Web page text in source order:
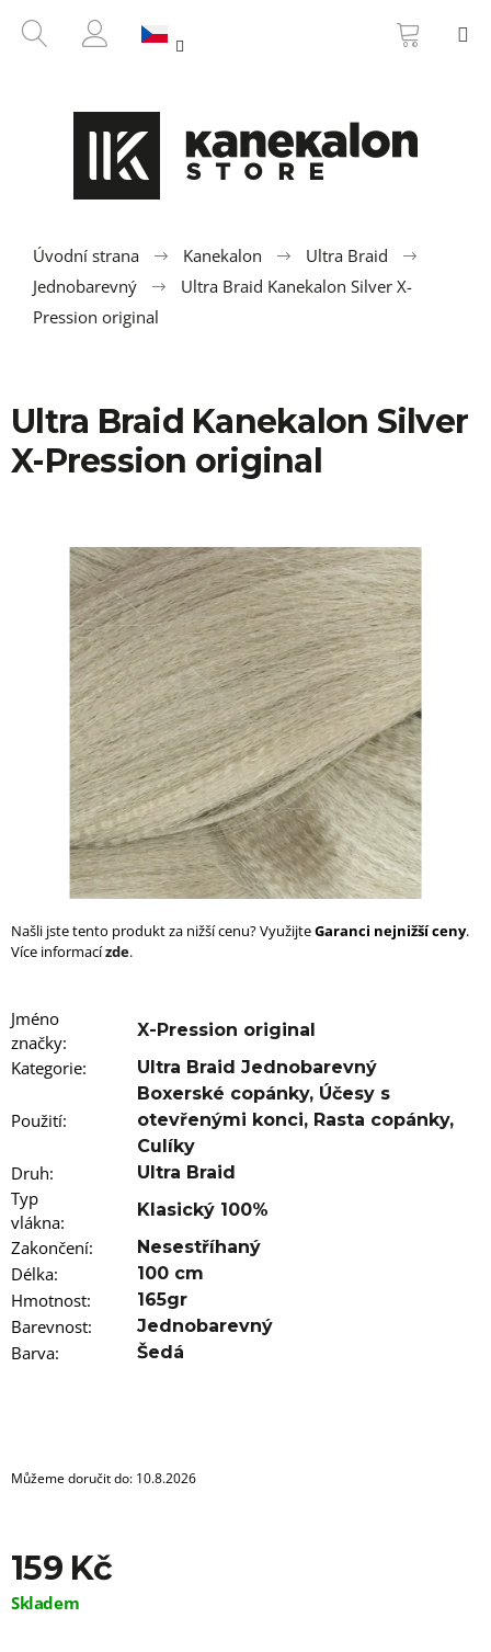
HLEDAT
PŘIHLÁŠENÍ
KOŠÍK
Úvodní strana Kanekalon
Ultra Braid
Jednobarevný
Ultra Braid Kanekalon Silver X-
Pression original
Ultra Braid Kanekalon Silver
X-Pression original
Našli jste tento produkt za nižší cenu? VyužijteGaranci nejnižší ceny.
Více informacízde.
Jméno
značky:
X-Pression original
Kategorie: Ultra Braid Jednobarevný
Použití:
Boxerské copánky, Účesy s
otevřenými konci, Rasta copánky,
Culíky
Druh: Ultra Braid
Typ
vlákna:
Klasický 100%
Zakončení: Nesestříhaný
Délka: 100 cm
Hmotnost: 165gr
Barevnost: Jednobarevný
Barva: Šedá
Můžeme doručit do: 10.8.2026
159 Kč
Měrná
Skladem
ZPĚT
ZPĚT
e
b
e
t
e
HLEDAT
u
č
e
m
e
100%
EZ
FR2PINK
89
Kč
Původně:
149
Kč